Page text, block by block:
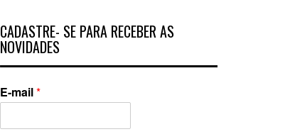
CADASTRE- SE PARA RECEBER AS
NOVIDADES
E-mail*